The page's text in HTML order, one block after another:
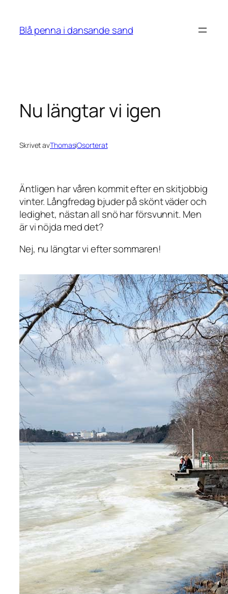
innehåll
Blå penna i dansande sand
Nu längtar vi igen
Skrivet avThomasiOsorterat
Äntligen har våren kommit efter en skitjobbig
vinter. Långfredag bjuder på skönt väder och
ledighet, nästan all snö har försvunnit. Men
är vi nöjda med det?
Nej, nu längtar vi efter sommaren!